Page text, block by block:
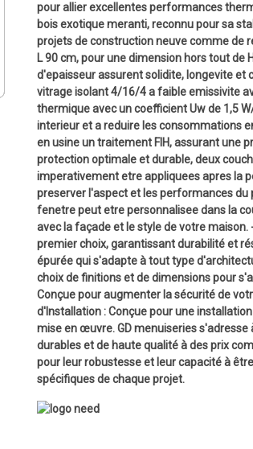
pour allier excellentes performances
bois exotique meranti, reconnu pour sa
projets de construction neuve comme de
L 90 cm, pour une dimension hors tout de
d'epaisseur assurent solidite, longevite
vitrage isolant 4/16/4 a faible emissivite
thermique avec un coefficient Uw de 1,5
interieur et a reduire les consommations
en usine un traitement FIH, assurant une
protection optimale et durable, deux
imperativement etre appliquees apres la
preserver l'aspect et les performances
fenetre peut etre personnalisee dans la
avec la façade et le style de votre
premier choix, garantissant durabilité et
épurée qui s'adapte à tout type
choix de finitions et de dimensions pour
Conçue pour augmenter la sécurité de
d'Installation : Conçue pour une
mise en œuvre. GD menuiseries
durables et de haute qualité à des prix
pour leur robustesse et leur capacité à
spécifiques de chaque projet.